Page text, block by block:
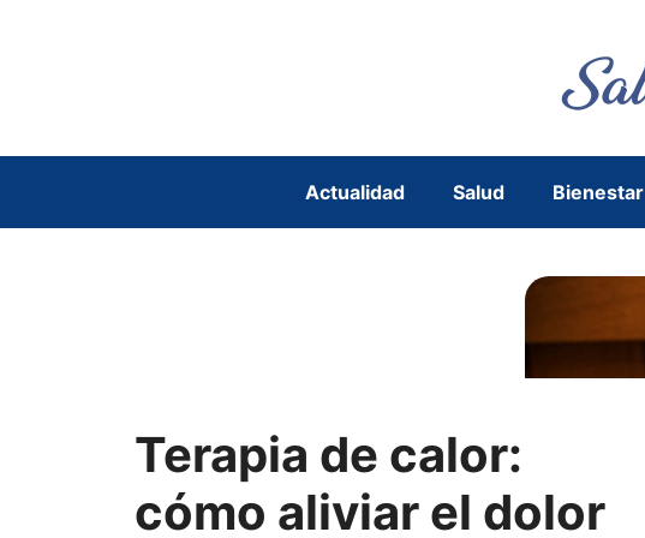
Actualidad Salud Bienestar
Terapia de calor:
cómo aliviar el dolor